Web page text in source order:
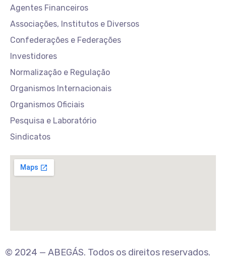
Agentes Financeiros
Associações, Institutos e Diversos
Confederações e Federações
Investidores
Normalização e Regulação
Organismos Internacionais
Organismos Oficiais
Pesquisa e Laboratório
Sindicatos
© 2024 — ABEGÁS. Todos os direitos reservados.